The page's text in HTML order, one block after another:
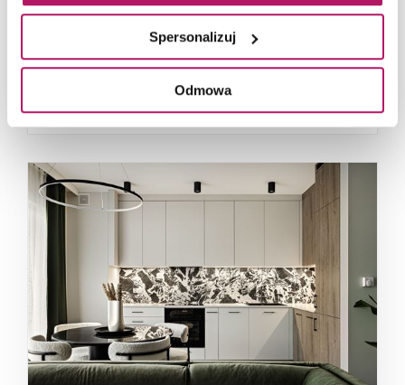
Spersonalizuj
Odmowa
66-metrowy apartament:
przystań dla nowoczesnej
nomadki
Młoda, żyjąca dynamicznie inwestorka przez
metropoliami...